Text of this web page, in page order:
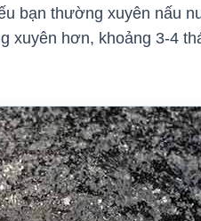
bạn thường xuyên nấu
xuyên hơn, khoảng 3-4